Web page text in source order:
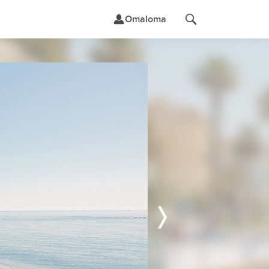
Omaloma